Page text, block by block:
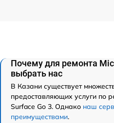
Почему для ремонта
выбрать нас
В Казани существует
предоставляющих услуги по
Surface Go 3. Однако наш
преимуществами.